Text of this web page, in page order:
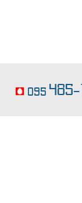
095 485-